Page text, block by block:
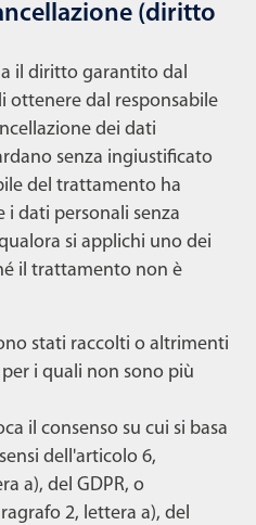
(diritto
il diritto garantito dal
ottenere dal responsabile
dei dati
senza ingiustificato
del trattamento ha
i dati personali senza
si applichi uno dei
il trattamento non è
stati raccolti o altrimenti
i quali non sono più
il consenso su cui si basa
dell'articolo 6,
a), del GDPR, o
2, lettera a), del